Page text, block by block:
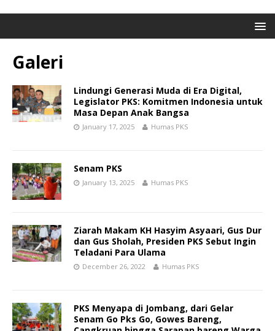
Galeri
Lindungi Generasi Muda di Era Digital,
Legislator PKS: Komitmen Indonesia untuk
Masa Depan Anak Bangsa
January 17, 2025 Humas PKS
Senam PKS
January 13, 2025 Humas PKS
Ziarah Makam KH Hasyim Asyaari, Gus Dur
dan Gus Sholah, Presiden PKS Sebut Ingin
Teladani Para Ulama
December 26, 2022 Humas PKS
PKS Menyapa di Jombang, dari Gelar
Senam Go Pks Go, Gowes Bareng,